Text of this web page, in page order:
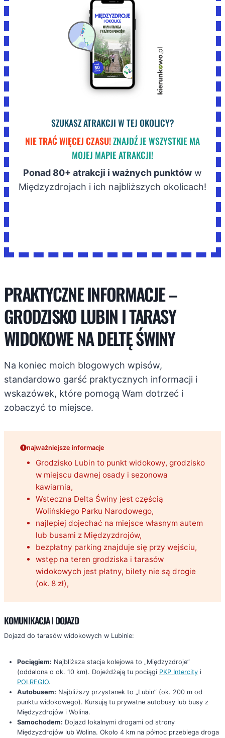
SZUKASZ ATRAKCJI W TEJ OKOLICY?
NIE TRAĆ WIĘCEJ CZASU!ZNAJDŹ JE WSZYSTKIE MA
MOJEJ MAPIE ATRAKCJI!
Ponad 80+ atrakcji i ważnych punktów w
Międzyzdrojach i ich najbliższych okolicach!
PRAKTYCZNE INFORMACJE –
GRODZISKO LUBIN I TARASY
WIDOKOWE NA DELTĘ ŚWINY
Na koniec moich blogowych wpisów,
standardowo garść praktycznych informacji i
wskazówek, które pomogą Wam dotrzeć i
zobaczyć to miejsce.
najważniejsze informacje
Grodzisko Lubin to punkt widokowy, grodzisko
w miejscu dawnej osady i sezonowa
kawiarnia,
Wsteczna Delta Świny jest częścią
Wolińskiego Parku Narodowego,
najlepiej dojechać na miejsce własnym autem
lub busami z Międzyzdrojów,
bezpłatny parking znajduje się przy wejściu,
wstęp na teren grodziska i tarasów
widokowych jest płatny, bilety nie są drogie
(ok. 8 zł),
KOMUNIKACJA I DOJAZD
Dojazd do tarasów widokowych w Lubinie:
Pociągiem: Najbliższa stacja kolejowa to „Międzyzdroje”
(oddalona o ok. 10 km). Dojeżdżają tu pociągi PKP Intercityi
POLREGIO.
Autobusem: Najbliższy przystanek to „Lubin” (ok. 200 m od
punktu widokowego). Kursują tu prywatne autobusy lub busy z
Międzyzdrojów i Wolina.
Samochodem: Dojazd lokalnymi drogami od strony
Międzyzdrojów lub Wolina. Około 4 km na północ przebiega droga